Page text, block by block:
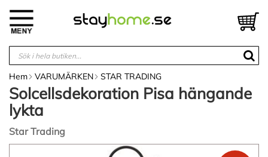
innehållet
Hem VARUMÄRKEN STAR TRADING
Solcellsdekoration Pisa hängande
lykta
Star Trading